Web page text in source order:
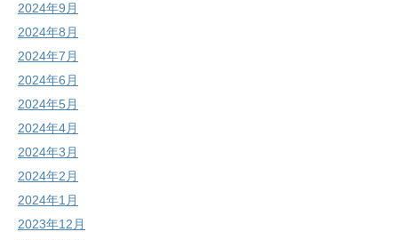
2024年9月
2024年8月
2024年7月
2024年6月
2024年5月
2024年4月
2024年3月
2024年2月
2024年1月
2023年12月